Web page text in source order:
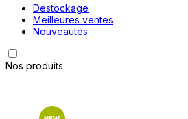
Destockage
Meilleures ventes
Nouveautés
Nos produits